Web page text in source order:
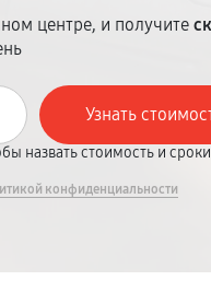
центре, и получите
назвать стоимость и
конфиденциальности